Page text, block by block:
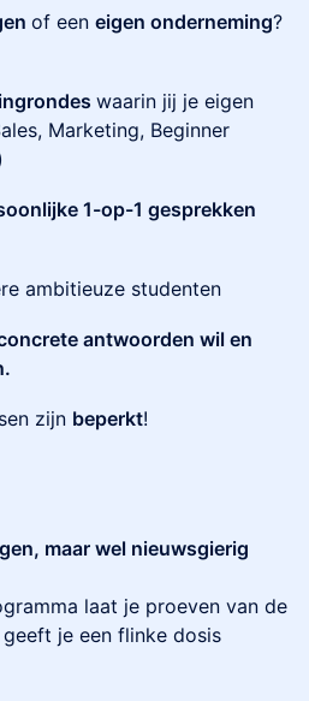
of een eigen onderneming?
waarin jij je eigen
Marketing, Beginner
1-op-1 gesprekken
ambitieuze studenten
antwoorden wil en
zijn beperkt!
maar wel nieuwsgierig
laat je proeven van de
je een flinke dosis